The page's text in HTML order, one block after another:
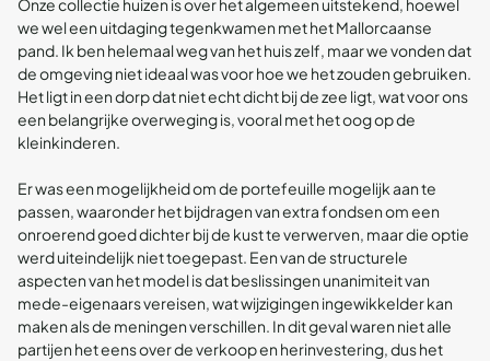
Onze collectie huizen is over het algemeen uitstekend, hoewel
we wel een uitdaging tegenkwamen met het Mallorcaanse
pand. Ik ben helemaal weg van het huis zelf, maar we vonden dat
de omgeving niet ideaal was voor hoe we het zouden gebruiken.
Het ligt in een dorp dat niet echt dicht bij de zee ligt, wat voor ons
een belangrijke overweging is, vooral met het oog op de
kleinkinderen.
Er was een mogelijkheid om de portefeuille mogelijk aan te
passen, waaronder het bijdragen van extra fondsen om een
onroerend goed dichter bij de kust te verwerven, maar die optie
werd uiteindelijk niet toegepast. Een van de structurele
aspecten van het model is dat beslissingen unanimiteit van
mede-eigenaars vereisen, wat wijzigingen ingewikkelder kan
maken als de meningen verschillen. In dit geval waren niet alle
partijen het eens over de verkoop en herinvestering, dus het